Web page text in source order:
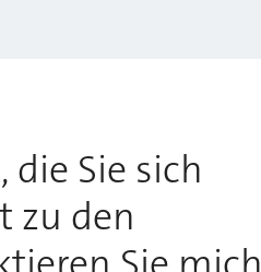
Sie sich
zu den